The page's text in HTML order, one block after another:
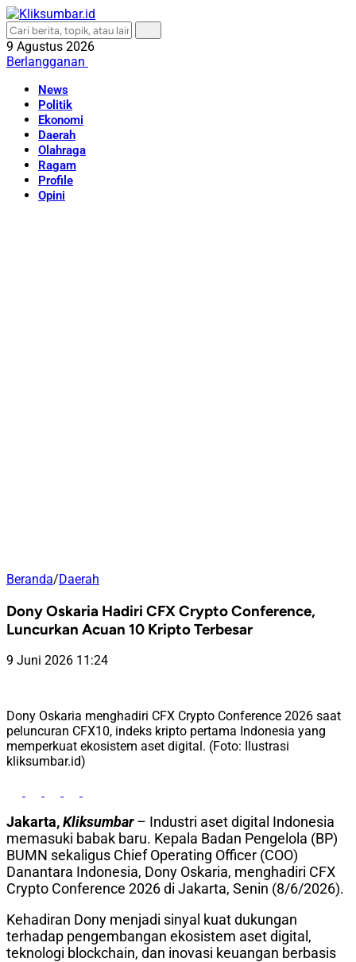
9 Agustus 2026
Berlangganan
News
Politik
Ekonomi
Daerah
Olahraga
Ragam
Profile
Opini
Beranda/Daerah
Dony Oskaria Hadiri CFX Crypto Conference,
Luncurkan Acuan 10 Kripto Terbesar
9 Juni 2026 11:24
Dony Oskaria menghadiri CFX Crypto Conference 2026 saat
peluncuran CFX10, indeks kripto pertama Indonesia yang
memperkuat ekosistem aset digital. (Foto: Ilustrasi
kliksumbar.id)
Jakarta,Kliksumbar– Industri aset digital Indonesia
memasuki babak baru. Kepala Badan Pengelola (BP)
BUMN sekaligus Chief Operating Officer (COO)
Danantara Indonesia, Dony Oskaria, menghadiri CFX
Crypto Conference 2026 di Jakarta, Senin (8/6/2026).
Kehadiran Dony menjadi sinyal kuat dukungan
terhadap pengembangan ekosistem aset digital,
teknologi blockchain, dan inovasi keuangan berbasis